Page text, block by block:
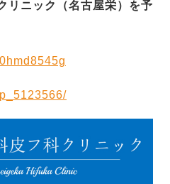
リニック（名古屋栄）を予